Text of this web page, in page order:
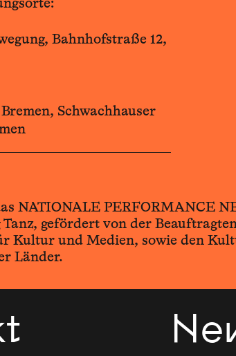
Bahnhofstraße 12,
Schwachhauser
NATIONALE PERFORMANCE
gefördert von der
Kultur und Medien, sowie den
Länder.